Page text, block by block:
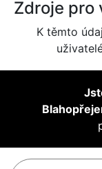
Zdroje pro
K těmto